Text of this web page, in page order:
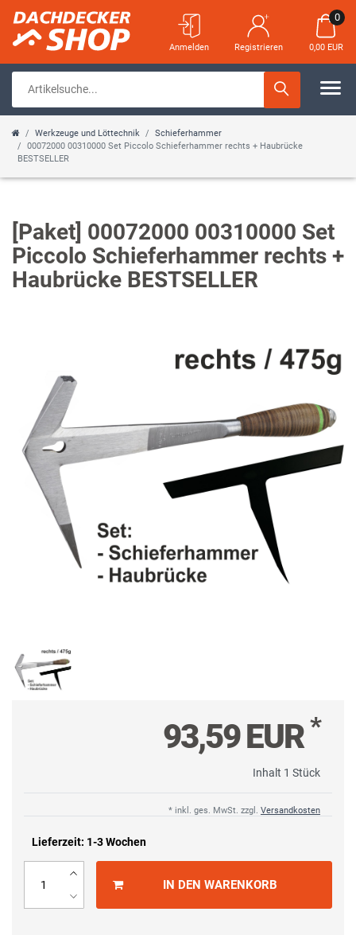
Anmelden Registrieren
0
0,00 EUR
Werkzeuge und Löttechnik
Schieferhammer
00072000 00310000 Set Piccolo Schieferhammer rechts + Haubrücke
BESTSELLER
[Paket] 00072000 00310000 Set
Piccolo Schieferhammer rechts +
Haubrücke BESTSELLER
93,59 EUR*
Inhalt 1 Stück
* inkl. ges. MwSt. zzgl. Versandkosten
Lieferzeit: 1-3 Wochen
IN DEN WARENKORB